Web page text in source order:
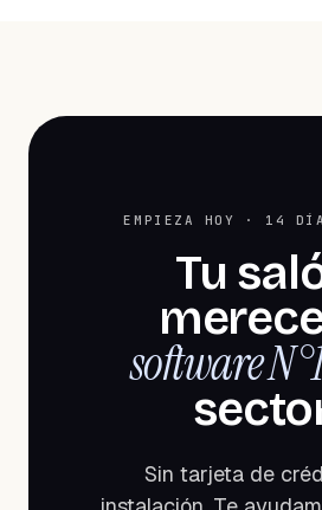
EMPIEZA HOY · 14
Tu
software N°1
Sin tarjeta de